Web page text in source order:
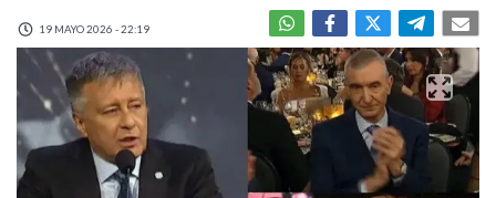
19 MAYO 2026 - 22:19